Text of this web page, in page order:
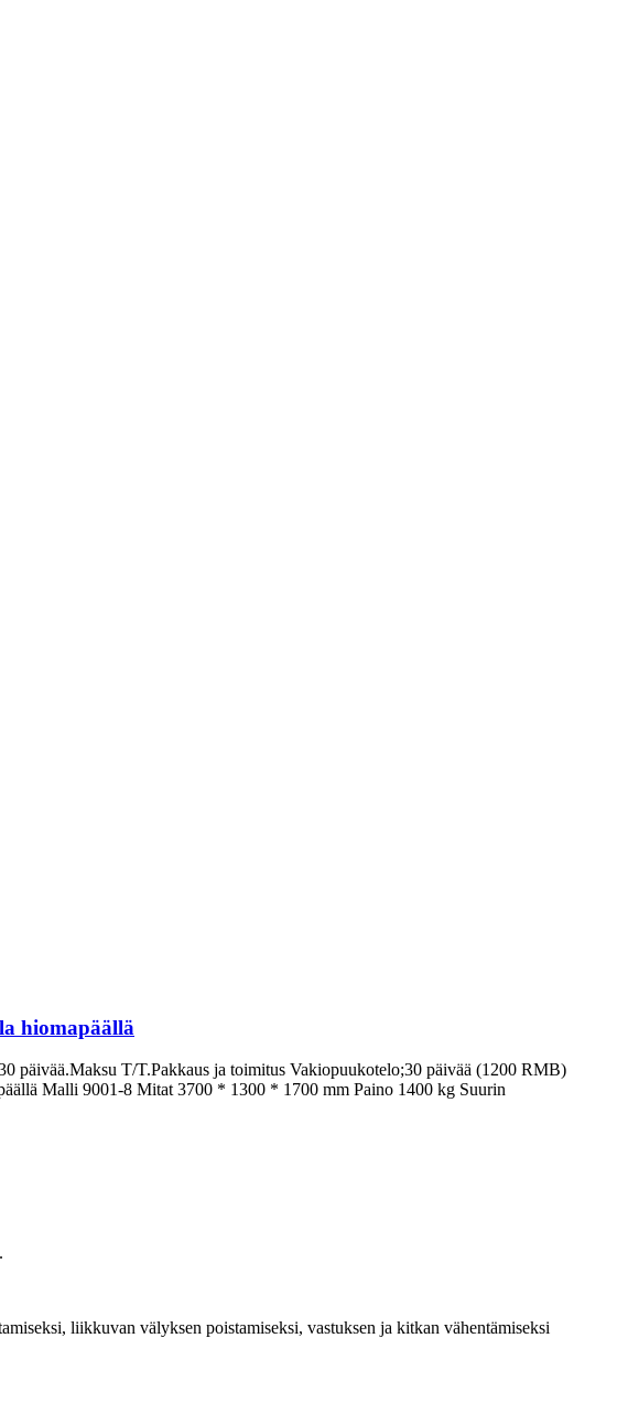
hiomapäällä
päivää.Maksu T/T.Pakkaus ja toimitus Vakiopuukotelo;30 päivää (1200 RMB)
Malli 9001-8 Mitat 3700 * 1300 * 1700 mm Paino 1400 kg Suurin
liikkuvan välyksen poistamiseksi, vastuksen ja kitkan vähentämiseksi